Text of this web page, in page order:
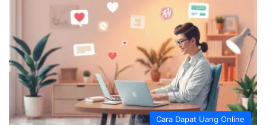
Cara Dapat Uang Online